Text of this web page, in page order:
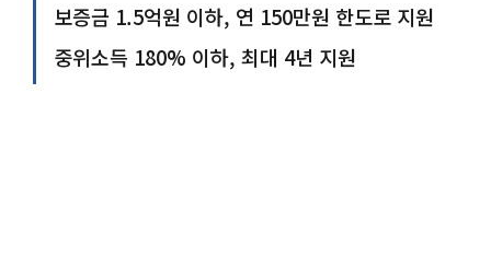
보증금 1.5억원 이하, 연 150만원 한도로 지원
중위소득 180% 이하, 최대 4년 지원